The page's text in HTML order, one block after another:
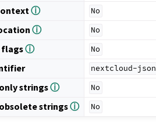
ⓘ No
ⓘ No
flagsⓘ No
nextcloud-json
stringsⓘ No
stringsⓘ No